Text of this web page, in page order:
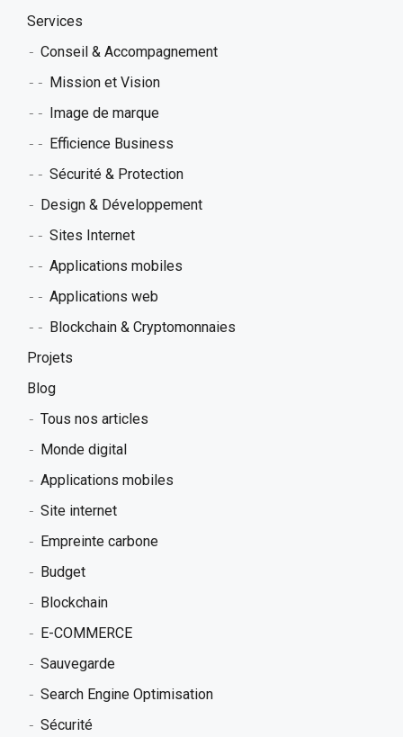
Services
Conseil & Accompagnement
Mission et Vision
Image de marque
Efficience Business
Sécurité & Protection
Design & Développement
Sites Internet
Applications mobiles
Applications web
Blockchain & Cryptomonnaies
Projets
Blog
Tous nos articles
Monde digital
Applications mobiles
Site internet
Empreinte carbone
Budget
Blockchain
E-COMMERCE
Sauvegarde
Search Engine Optimisation
Sécurité